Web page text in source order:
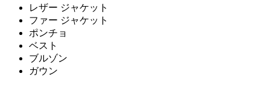
レザー ジャケット
ファー ジャケット
ポンチョ
ベスト
ブルゾン
ガウン